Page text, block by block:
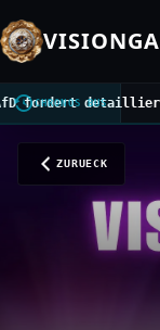
CHRONOS BUS
detaillierte
ZURUECK